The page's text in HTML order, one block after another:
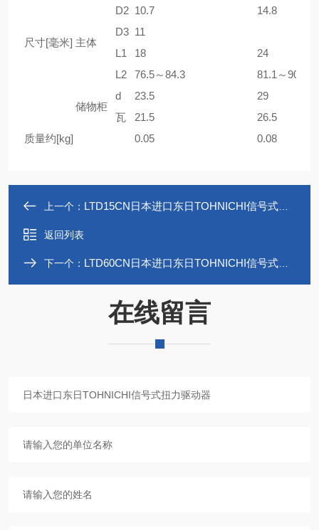
尺寸[毫米] 主体
D2 10.7 14.8
D3 11
L1
18
24
L2
76.5～84.3 81.1～90.1
储物柜
d 23.5 29
瓦
21.5 26.5
质量约[kg]
0.05 0.08
上一个： LTD15CN日本进口东日TOHNICHI信号式扭力驱动器
返回列表
下一个： LTD60CN日本进口东日TOHNICHI信号式扭力驱动器
在线留言